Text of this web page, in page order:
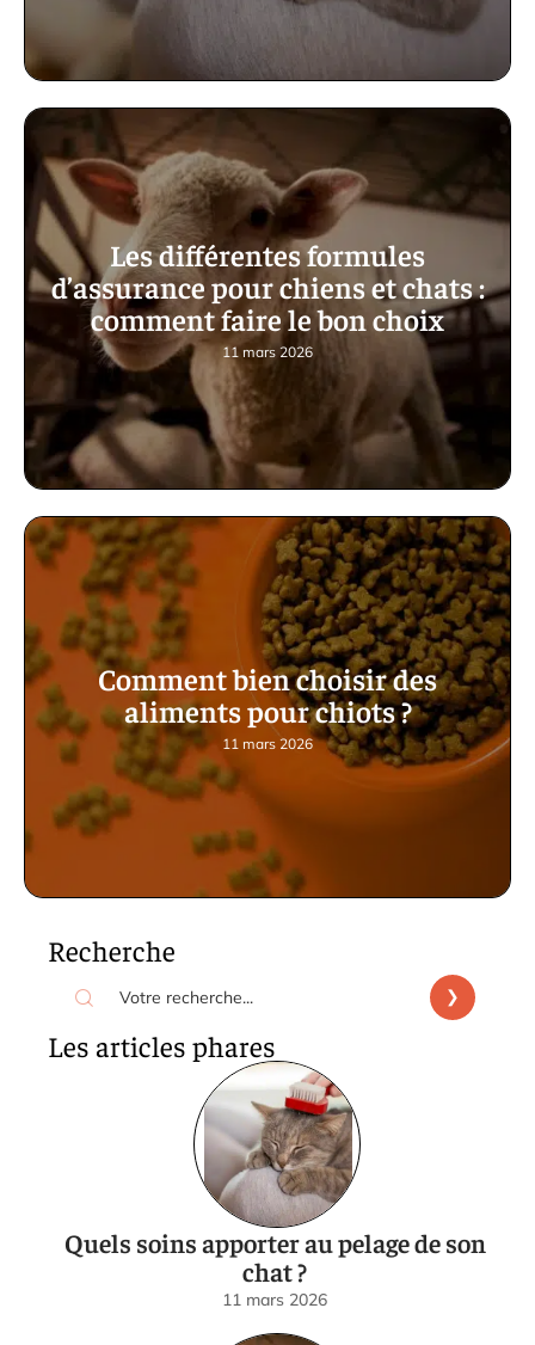
Les différentes formules
d’assurance pour chiens et chats :
comment faire le bon choix
11 mars 2026
Comment bien choisir des
aliments pour chiots ?
11 mars 2026
Recherche
Les articles phares
Quels soins apporter au pelage de son
chat ?
11 mars 2026